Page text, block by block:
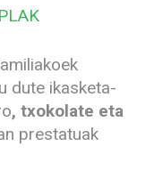
dute ikasketa-
, txokolate eta
prestatuak